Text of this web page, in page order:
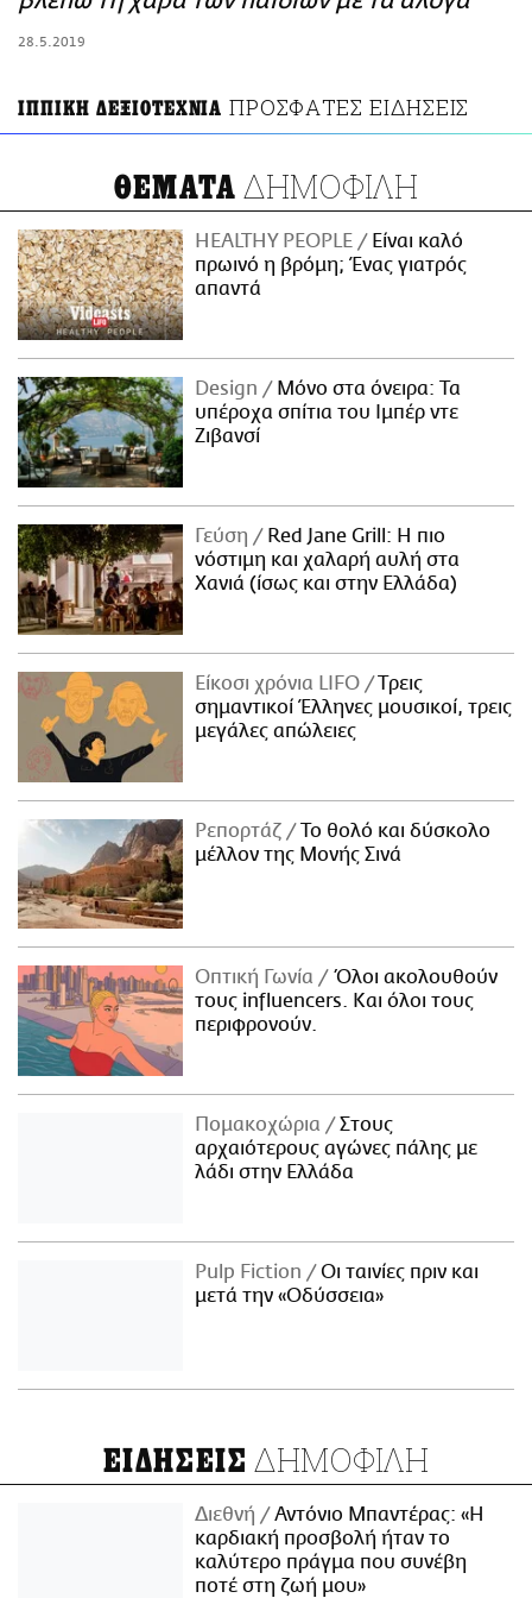
28.5.2019
ΙΠΠΙΚΗ ΔΕΞΙΟΤΕΧΝΙΑ ΠΡΟΣΦΑΤΕΣ ΕΙΔΗΣΕΙΣ
ΘΕΜΑΤΑ ΔΗΜΟΦΙΛΗ
HEALTHY PEOPLE
Είναι καλό
πρωινό η βρόμη; Ένας γιατρός
απαντά
Design
Μόνο στα όνειρα: Τα
υπέροχα σπίτια του Ιμπέρ ντε
Ζιβανσί
Γεύση
Red Jane Grill: Η πιο
νόστιμη και χαλαρή αυλή στα
Χανιά (ίσως και στην Ελλάδα)
Είκοσι χρόνια LIFO
Tρεις
σημαντικοί Έλληνες μουσικοί, τρεις
μεγάλες απώλειες
Ρεπορτάζ
Το θολό και δύσκολο
μέλλον της Μονής Σινά
Οπτική Γωνία
Όλοι ακολουθούν
τους influencers. Και όλοι τους
περιφρονούν.
Πομακοχώρια
Στους
αρχαιότερους αγώνες πάλης με
λάδι στην Ελλάδα
Pulp Fiction
Οι ταινίες πριν και
μετά την «Οδύσσεια»
ΕΙΔΗΣΕΙΣ ΔΗΜΟΦΙΛΗ
Διεθνή
Αντόνιο Μπαντέρας: «Η
καρδιακή προσβολή ήταν το
καλύτερο πράγμα που συνέβη
ποτέ στη ζωή μου»